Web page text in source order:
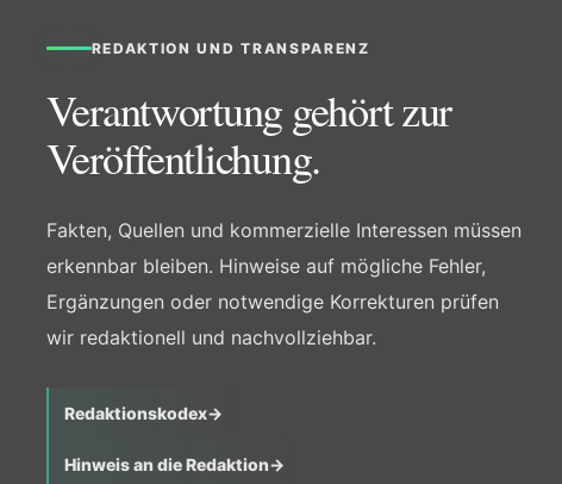
REDAKTION UND TRANSPARENZ
Verantwortung gehört zur
Veröffentlichung.
Fakten, Quellen und kommerzielle Interessen müssen
erkennbar bleiben. Hinweise auf mögliche Fehler,
Ergänzungen oder notwendige Korrekturen prüfen
wir redaktionell und nachvollziehbar.
Redaktionskodex→
Hinweis an die Redaktion→